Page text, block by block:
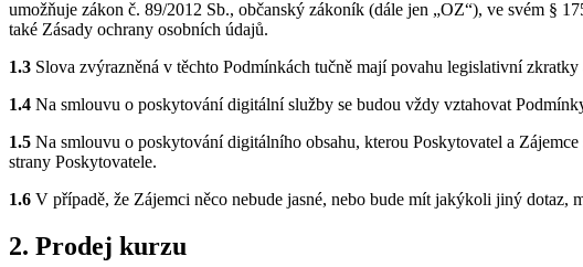
umožňuje zákon č. 89/2012 Sb., občanský zákoník (dále jen „OZ“), ve svém §
také Zásady ochrany osobních údajů.
1.3 Slova zvýrazněná v těchto Podmínkách tučně mají povahu legislativní
1.4 Na smlouvu o poskytování digitální služby se budou vždy vztahovat
1.5 Na smlouvu o poskytování digitálního obsahu, kterou Poskytovatel a
strany Poskytovatele.
1.6 V případě, že Zájemci něco nebude jasné, nebo bude mít jakýkoli jiný dotaz,
2. Prodej kurzu